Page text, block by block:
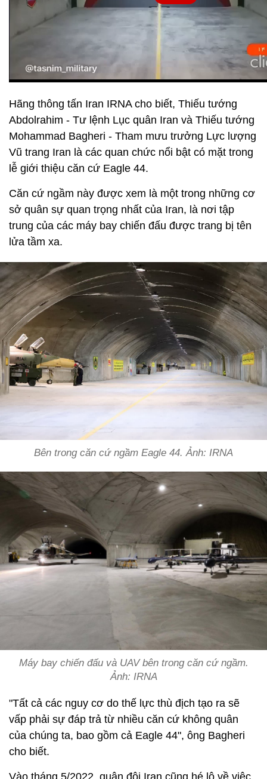
Hãng thông tấn Iran IRNA cho biết, Thiếu tướng
Abdolrahim - Tư lệnh Lục quân Iran và Thiếu tướng
Mohammad Bagheri - Tham mưu trưởng Lực lượng
Vũ trang Iran là các quan chức nổi bật có mặt trong
lễ giới thiệu căn cứ Eagle 44.
Căn cứ ngầm này được xem là một trong những cơ
sở quân sự quan trọng nhất của Iran, là nơi tập
trung của các máy bay chiến đấu được trang bị tên
lửa tầm xa.
Bên trong căn cứ ngầm Eagle 44. Ảnh: IRNA
Máy bay chiến đấu và UAV bên trong căn cứ ngầm.
Ảnh: IRNA
"Tất cả các nguy cơ do thế lực thù địch tạo ra sẽ
vấp phải sự đáp trả từ nhiều căn cứ không quân
của chúng ta, bao gồm cả Eagle 44", ông Bagheri
cho biết.
Vào tháng 5/2022, quân đội Iran cũng hé lộ về việc